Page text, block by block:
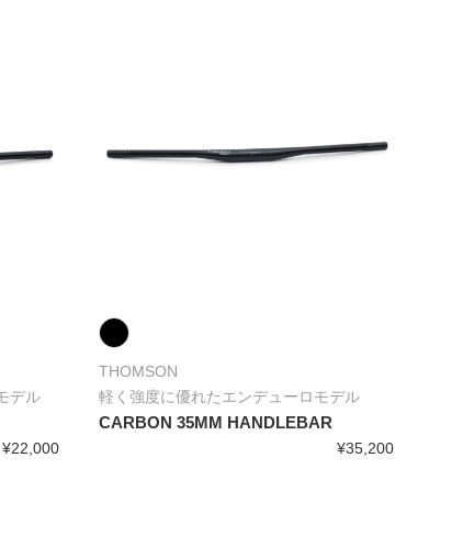
デル
¥22,000
THOMSON
軽く強度に優れたエンデューロモデル
CARBON 35MM HANDLEBAR
¥35,200